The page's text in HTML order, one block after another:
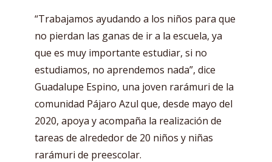
“Trabajamos ayudando a los niños para que
no pierdan las ganas de ir a la escuela, ya
que es muy importante estudiar, si no
estudiamos, no aprendemos nada”, dice
Guadalupe Espino, una joven rarámuri de la
comunidad Pájaro Azul que, desde mayo del
2020, apoya y acompaña la realización de
tareas de alrededor de 20 niños y niñas
rarámuri de preescolar.